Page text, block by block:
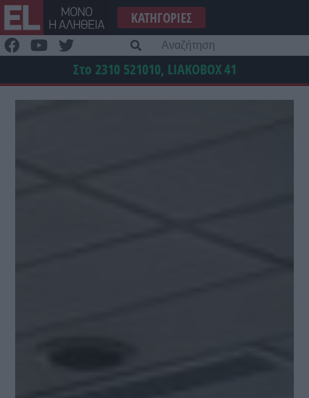
Μετάβαση
στο
περιεχόμενο
ΚΑΤΗΓΟΡΊΕΣ
Στο 2310 521010, LIAKOBOX41